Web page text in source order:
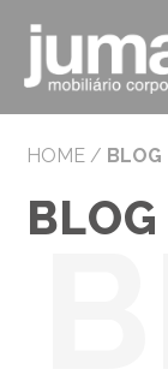
HOME / BLOG
BLOG